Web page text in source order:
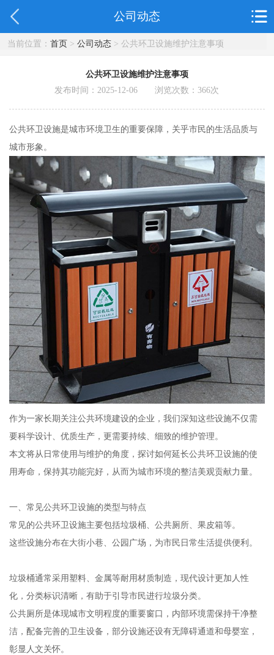
公司动态
当前位置： 首页> 公司动态> 公共环卫设施维护注意事项
公共环卫设施维护注意事项
发布时间：2025-12-06 浏览次数：366次
公共环卫设施是城市环境卫生的重要保障，关乎市民的生活品质与
城市形象。
作为一家长期关注公共环境建设的企业，我们深知这些设施不仅需
要科学设计、优质生产，更需要持续、细致的维护管理。
本文将从日常使用与维护的角度，探讨如何延长公共环卫设施的使
用寿命，保持其功能完好，从而为城市环境的整洁美观贡献力量。
一、常见公共环卫设施的类型与特点
常见的公共环卫设施主要包括垃圾桶、公共厕所、果皮箱等。
这些设施分布在大街小巷、公园广场，为市民日常生活提供便利。
垃圾桶通常采用塑料、金属等耐用材质制造，现代设计更加人性
化，分类标识清晰，有助于引导市民进行垃圾分类。
公共厕所是体现城市文明程度的重要窗口，内部环境需保持干净整
洁，配备完善的卫生设备，部分设施还设有无障碍通道和母婴室，
彰显人文关怀。